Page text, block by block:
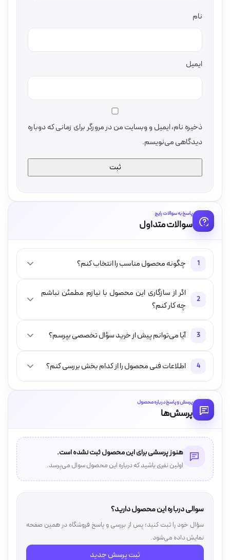
نام
ایمیل
ذخیره نام، ایمیل و وبسایت من در مرورگر برای زمانی که دوباره
دیدگاهی می‌نویسم.
پاسخ به سوالات رایج
سوالات متداول
1 چگونه محصول مناسب را انتخاب کنم؟
2
اگر از سازگاری این محصول با نیازم مطمئن نباشم
چه کار کنم؟
3 آیا می‌توانم پیش از خرید سؤال تخصصی بپرسم؟
4 اطلاعات فنی محصول را از کدام بخش بررسی کنم؟
پرسش و پاسخ درباره محصول
پرسش‌ها
هنوز پرسشی برای این محصول ثبت نشده است.
اولین نفری باشید که درباره این محصول سوال می‌پرسد.
سوالی درباره این محصول دارید؟
سؤال خود را ثبت کنید؛ پس از بررسی و پاسخ فروشگاه در همین صفحه
نمایش داده می‌شود.
ثبت پرسش جدید